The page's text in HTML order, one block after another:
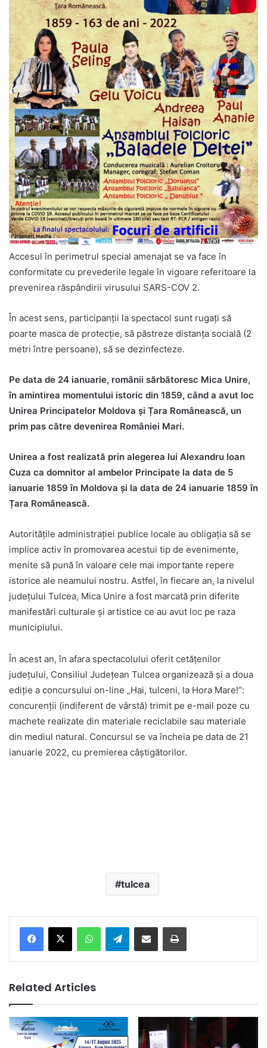
Accesul în perimetrul special amenajat se va face în
conformitate cu prevederile legale în vigoare referitoare la
prevenirea răspândirii virusului SARS-COV 2.
În acest sens, participanții la spectacol sunt rugați să
poarte masca de protecție, să păstreze distanța socială (2
metri între persoane), să se dezinfecteze.
Pe data de 24 ianuarie, românii sărbătoresc Mica Unire,
în amintirea momentului istoric din 1859, când a avut loc
Unirea Principatelor Moldova și Țara Românească, un
prim pas către devenirea României Mari.
Unirea a fost realizată prin alegerea lui Alexandru Ioan
Cuza ca domnitor al ambelor Principate la data de 5
ianuarie 1859 în Moldova și la data de 24 ianuarie 1859 în
Țara Românească.
Autorităţile administraţiei publice locale au obligația să se
implice activ în promovarea acestui tip de evenimente,
menite să pună în valoare cele mai importante repere
istorice ale neamului nostru. Astfel, în fiecare an, la nivelul
județului Tulcea, Mica Unire a fost marcată prin diferite
manifestări culturale și artistice ce au avut loc pe raza
municipiului.
În acest an, în afara spectacolului oferit cetățenilor
județului, Consiliul Județean Tulcea organizează și a doua
ediție a concursului on-line „Hai, tulceni, la Hora Mare!“:
concurenții (indiferent de vârstă) trimit pe e-mail poze cu
machete realizate din materiale reciclabile sau materiale
din mediul natural. Concursul se va încheia pe data de 21
ianuarie 2022, cu premierea câștigătorilor.
tulcea
Telegram
Related Articles